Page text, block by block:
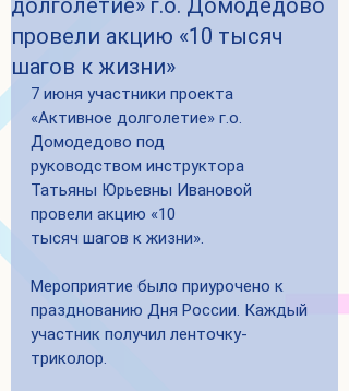
долголетие» г.о. Домодедово
провели акцию «10 тысяч
шагов к жизни»
7 июня участники проекта
«Активное долголетие» г.о.
Домодедово под
руководством инструктора
Татьяны Юрьевны Ивановой
провели акцию «10
тысяч шагов к жизни».
Мероприятие было приурочено к
празднованию Дня России. Каждый
участник получил ленточку-
триколор.